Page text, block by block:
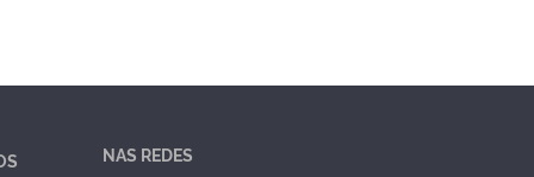
NAS REDES